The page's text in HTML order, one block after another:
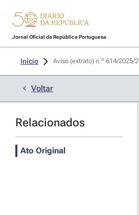
Jornal Oficial da República Portuguesa
Início Aviso (extrato) n.º 614/2025/2
Voltar
Relacionados
Ato Original